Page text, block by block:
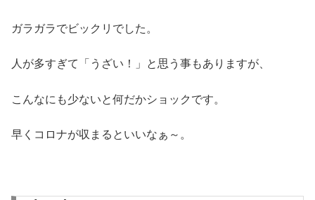
ガラガラでビックリでした。
人が多すぎて「うざい！」と思う事もありますが、
こんなにも少ないと何だかショックです。
早くコロナが収まるといいなぁ～。